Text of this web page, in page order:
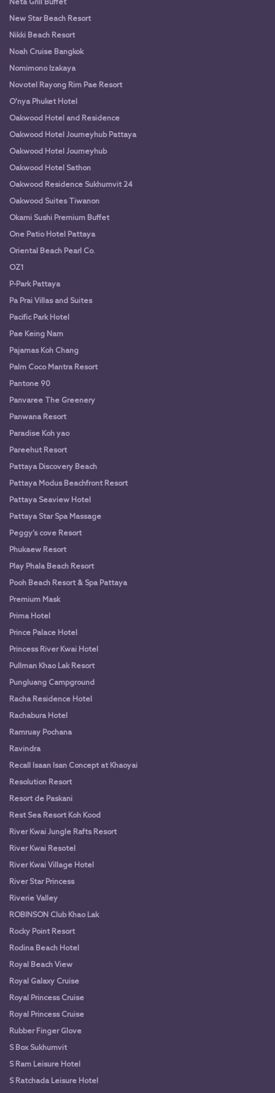
Neta Grill Buffet
New Star Beach Resort
Nikki Beach Resort
Noah Cruise Bangkok
Nomimono Izakaya
Novotel Rayong Rim Pae Resort
O'nya Phuket Hotel
Oakwood Hotel and Residence
Oakwood Hotel Journeyhub Pattaya
Oakwood Hotel Journeyhub
Oakwood Hotel Sathon
Oakwood Residence Sukhumvit 24
Oakwood Suites Tiwanon
Okami Sushi Premium Buffet
One Patio Hotel Pattaya
Oriental Beach Pearl Co.
OZ1
P-Park Pattaya
Pa Prai Villas and Suites
Pacific Park Hotel
Pae Keing Nam
Pajamas Koh Chang
Palm Coco Mantra Resort
Pantone 90
Panvaree The Greenery
Panwana Resort
Paradise Koh yao
Pareehut Resort
Pattaya Discovery Beach
Pattaya Modus Beachfront Resort
Pattaya Seaview Hotel
Pattaya Star Spa Massage
Peggy’s cove Resort
Phukaew Resort
Play Phala Beach Resort
Pooh Beach Resort & Spa Pattaya
Premium Mask
Prima Hotel
Prince Palace Hotel
Princess River Kwai Hotel
Pullman Khao Lak Resort
Pungluang Campground
Racha Residence Hotel
Rachabura Hotel
Ramruay Pochana
Ravindra
Recall Isaan Isan Concept at Khaoyai
Resolution Resort
Resort de Paskani
Rest Sea Resort Koh Kood
River Kwai Jungle Rafts Resort
River Kwai Resotel
River Kwai Village Hotel
River Star Princess
Riverie Valley
ROBINSON Club Khao Lak
Rocky Point Resort
Rodina Beach Hotel
Royal Beach View
Royal Galaxy Cruise
Royal Princess Cruise
Royal Princess Cruise
Rubber Finger Glove
S Box Sukhumvit
S Ram Leisure Hotel
S Ratchada Leisure Hotel